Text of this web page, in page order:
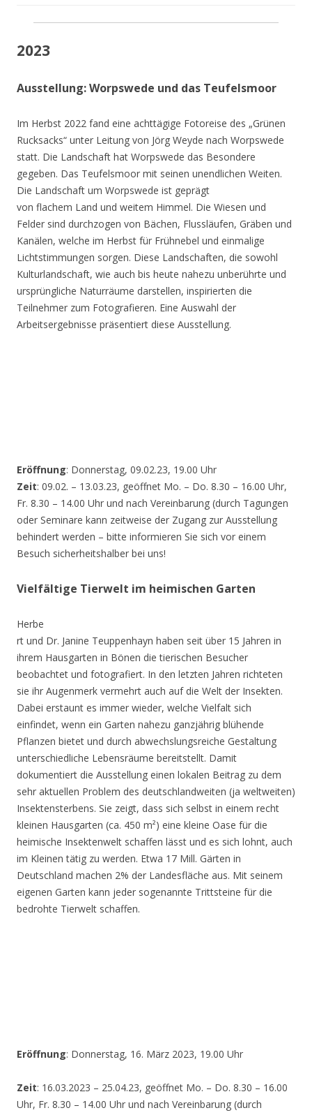
2023
Ausstellung: Worpswede und das Teufelsmoor
Im Herbst 2022 fand eine achttägige Fotoreise des „Grünen
Rucksacks“ unter Leitung von Jörg Weyde nach Worpswede
statt. Die Landschaft hat Worpswede das Besondere
gegeben. Das Teufelsmoor mit seinen unendlichen Weiten.
Die Landschaft um Worpswede ist geprägt
von flachem Land und weitem Himmel. Die Wiesen und
Felder sind durchzogen von Bächen, Flussläufen, Gräben und
Kanälen, welche im Herbst für Frühnebel und einmalige
Lichtstimmungen sorgen. Diese Landschaften, die sowohl
Kulturlandschaft, wie auch bis heute nahezu unberührte und
ursprüngliche Naturräume darstellen, inspirierten die
Teilnehmer zum Fotografieren. Eine Auswahl der
Arbeitsergebnisse präsentiert diese Ausstellung.
Eröffnung: Donnerstag, 09.02.23, 19.00 Uhr
Zeit: 09.02. – 13.03.23, geöffnet Mo. – Do. 8.30 – 16.00 Uhr,
Fr. 8.30 – 14.00 Uhr und nach Vereinbarung (durch Tagungen
oder Seminare kann zeitweise der Zugang zur Ausstellung
behindert werden – bitte informieren Sie sich vor einem
Besuch sicherheitshalber bei uns!
Vielfältige Tierwelt im heimischen Garten
Herbe
rt und Dr. Janine Teuppenhayn haben seit über 15 Jahren in
ihrem Hausgarten in Bönen die tierischen Besucher
beobachtet und fotografiert. In den letzten Jahren richteten
sie ihr Augenmerk vermehrt auch auf die Welt der Insekten.
Dabei erstaunt es immer wieder, welche Vielfalt sich
einfindet, wenn ein Garten nahezu ganzjährig blühende
Pflanzen bietet und durch abwechslungsreiche Gestaltung
unterschiedliche Lebensräume bereitstellt. Damit
dokumentiert die Ausstellung einen lokalen Beitrag zu dem
sehr aktuellen Problem des deutschlandweiten (ja weltweiten)
Insektensterbens. Sie zeigt, dass sich selbst in einem recht
kleinen Hausgarten (ca. 450 m²) eine kleine Oase für die
heimische Insektenwelt schaffen lässt und es sich lohnt, auch
im Kleinen tätig zu werden. Etwa 17 Mill. Gärten in
Deutschland machen 2% der Landesfläche aus. Mit seinem
eigenen Garten kann jeder sogenannte Trittsteine für die
bedrohte Tierwelt schaffen.
Eröffnung: Donnerstag, 16. März 2023, 19.00 Uhr
Zeit: 16.03.2023 – 25.04.23, geöffnet Mo. – Do. 8.30 – 16.00
Uhr, Fr. 8.30 – 14.00 Uhr und nach Vereinbarung (durch